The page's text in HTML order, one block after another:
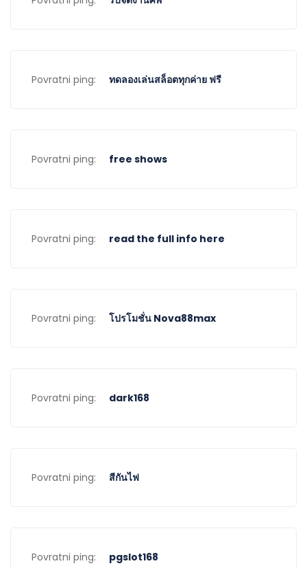
Povratni ping: ทดลองเล่นสล็อตทุกค่าย ฟรี
Povratni ping: free shows
Povratni ping: read the full info here
Povratni ping: โปรโมชั่น Nova88max
Povratni ping: dark168
Povratni ping: สีกันไฟ
Povratni ping: pgslot168